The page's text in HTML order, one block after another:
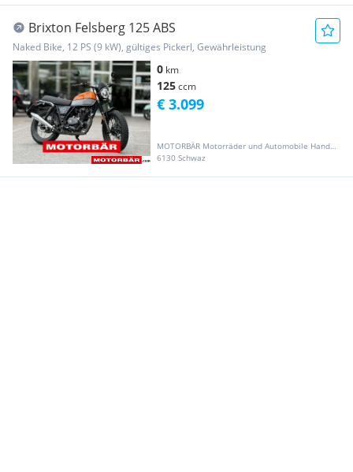
Brixton Felsberg 125 ABS
Naked Bike, 12 PS (9 kW), gültiges Pickerl, Gewährleistung
0 km
125ccm
MOTORBÄR Motorräder und Automobile Handelsgesellschaft m.b.H.
6130 Schwaz
€ 3.099